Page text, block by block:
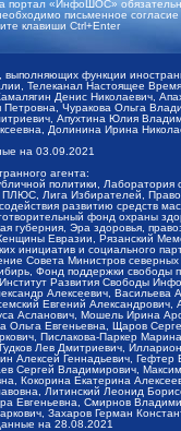
портал «ИнфоШОС»
письменное
клавиши Ctrl+Enter
функции
Телеканал Настоящее
Денис Николаевич,
Чуракова Ольга
Апухтина Юлия
Долинина Ирина
на 03.09.2021
агента:
политики,
Лига Избирателей,
развитию средств
фонд охраны
губерния, Эра здоровья,
Евразии, Рязанский
инициатив и социального
Министров северных
Фонд поддержки
Развития Свободы
Алексеевич,
Евгений
Асланович, Мошель Ирина
Ольга Евгеньевна, Щаров
Пислакова-Паркер
Лев Дмитриевич,
Алексей Геннадьевич,
Сергей Владимирович,
Кокорина Екатерина
Литинский Леонид
Евгеньевна, Смирнов
Захаров Герман
на 28.08.2021